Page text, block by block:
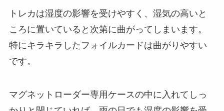
トレカは湿度の影響を受けやすく、湿気の高いと
ころに置いていると次第に曲がってしまいます。
特にキラキラしたフォイルカードは曲がりやすい
です。
マグネットローダー専用ケースの中に入れてしっ